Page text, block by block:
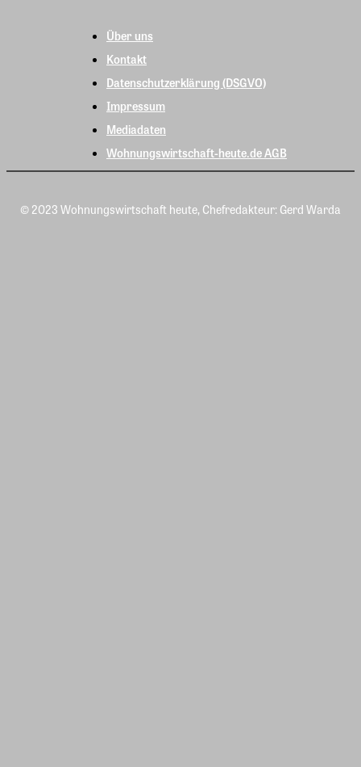
Über uns
Kontakt
Datenschutzerklärung (DSGVO)
Impressum
Mediadaten
Wohnungswirtschaft-heute.de AGB
© 2023 Wohnungswirtschaft heute, Chefredakteur: Gerd Warda